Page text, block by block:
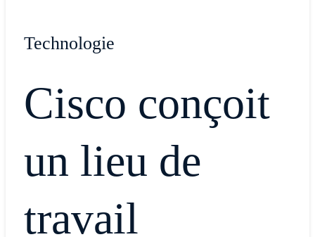
Technologie
Cisco conçoit
un lieu de
travail